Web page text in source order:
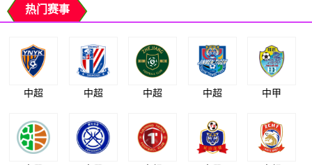
热门赛事
中超 中超 中超 中超 中甲